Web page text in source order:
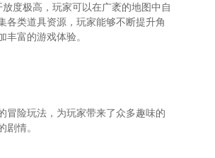
度极高，玩家可以在广袤的地图中自
各类道具资源，玩家能够不断提升角
丰富的游戏体验。
冒险玩法，为玩家带来了众多趣味的
剧情。